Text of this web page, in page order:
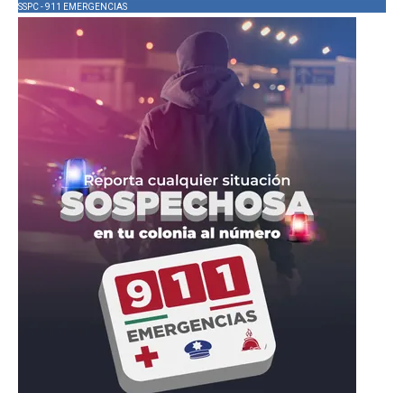
SSPC - 911 EMERGENCIAS